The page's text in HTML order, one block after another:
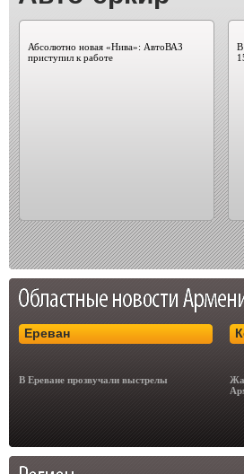
Абсолютно новая «Нива»: АвтоВАЗ
приступил к работе
В
Ереван
В Ереване прозвучали выстрелы